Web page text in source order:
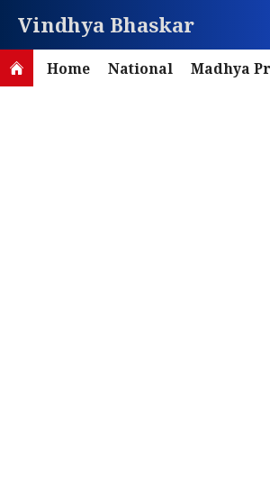
content
Vindhya Bhaskar
Home National Madhya